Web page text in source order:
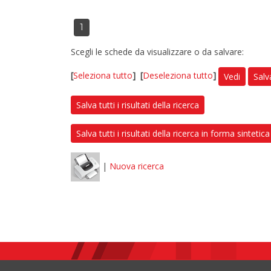
1
Scegli le schede da visualizzare o da salvare:
[Seleziona tutto] [Deseleziona tutto] Vedi
Salva tutti i risultati della ricerca
Salva tutti i risultati della ricerca in forma sintetica
| Nuova ricerca